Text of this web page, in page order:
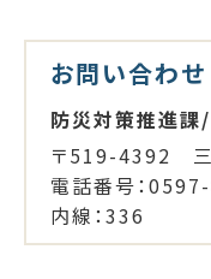
お問い合わせ
防災対策推進課
〒519-4392 三
電話番号：
内線：336